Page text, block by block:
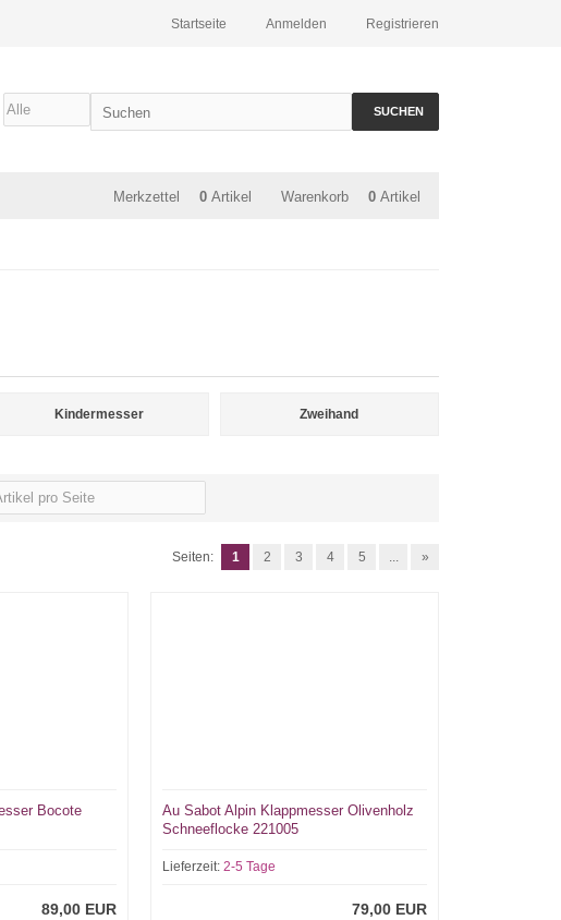
Registrieren
Anmelden
Startseite
SUCHEN
Warenkorb 0 Artikel
Merkzettel 0 Artikel
Kindermesser Zweihand
Seiten: 1 2 3 4 5 ... »
Bocote
89,00 EUR
Au Sabot Alpin Klappmesser Olivenholz
Schneeflocke 221005
Lieferzeit: 2-5 Tage
79,00 EUR